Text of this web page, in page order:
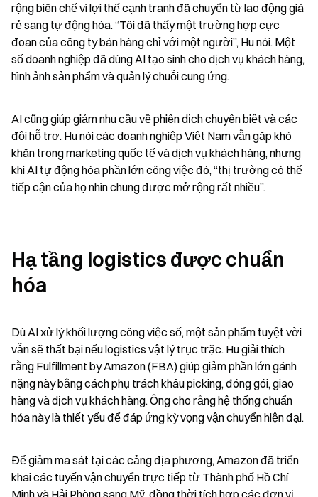
rộng biên chế vì lợi thế cạnh tranh đã chuyển từ lao động giá
rẻ sang tự động hóa. “Tôi đã thấy một trường hợp cực
đoan của công ty bán hàng chỉ với một người”, Hu nói. Một
số doanh nghiệp đã dùng AI tạo sinh cho dịch vụ khách hàng,
hình ảnh sản phẩm và quản lý chuỗi cung ứng.
AI cũng giúp giảm nhu cầu về phiên dịch chuyên biệt và các
đội hỗ trợ. Hu nói các doanh nghiệp Việt Nam vẫn gặp khó
khăn trong marketing quốc tế và dịch vụ khách hàng, nhưng
khi AI tự động hóa phần lớn công việc đó, “thị trường có thể
tiếp cận của họ nhìn chung được mở rộng rất nhiều”.
Hạ tầng logistics được chuẩn
hóa
Dù AI xử lý khối lượng công việc số, một sản phẩm tuyệt vời
vẫn sẽ thất bại nếu logistics vật lý trục trặc. Hu giải thích
rằng Fulfillment by Amazon (FBA) giúp giảm phần lớn gánh
nặng này bằng cách phụ trách khâu picking, đóng gói, giao
hàng và dịch vụ khách hàng. Ông cho rằng hệ thống chuẩn
hóa này là thiết yếu để đáp ứng kỳ vọng vận chuyển hiện đại.
Để giảm ma sát tại các cảng địa phương, Amazon đã triển
khai các tuyến vận chuyển trực tiếp từ Thành phố Hồ Chí
Minh và Hải Phòng sang Mỹ, đồng thời tích hợp các đơn vị